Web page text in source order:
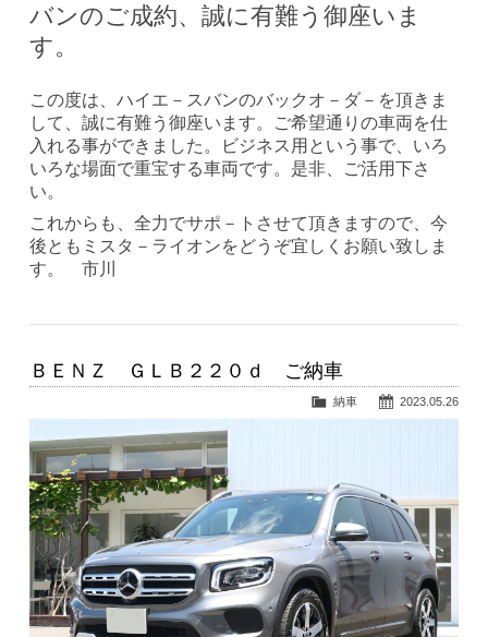
バンのご成約、誠に有難う御座いま
す。
この度は、ハイエ－スバンのバックオ－ダ－を頂きま
して、誠に有難う御座います。ご希望通りの車両を仕
入れる事ができました。ビジネス用という事で、いろ
いろな場面で重宝する車両です。是非、ご活用下さ
い。
これからも、全力でサポ－トさせて頂きますので、今
後ともミスタ－ライオンをどうぞ宜しくお願い致しま
す。 市川
ＢＥＮＺ ＧＬＢ２２０ｄ ご納車
2023.05.26
納車